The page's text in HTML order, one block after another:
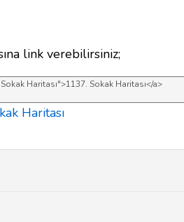
link verebilirsiniz;
Haritası